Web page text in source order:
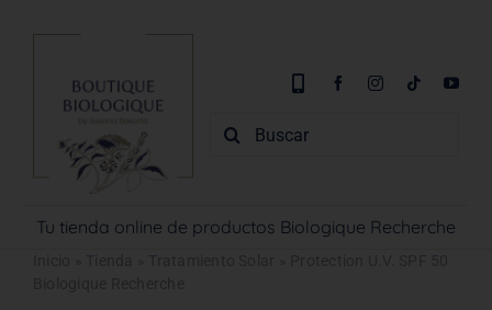
Tu tienda online de productos Biologique Recherche
Buscar: